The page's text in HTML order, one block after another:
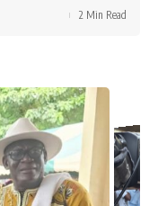
2 Min Read